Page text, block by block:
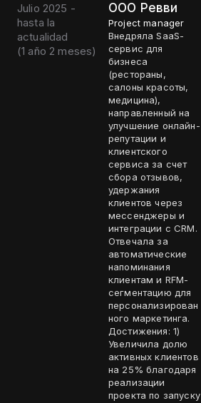
Julio 2025 -
hasta la
actualidad
(1 año 2 meses)
ООО Ревви
Project manager
Внедряла SaaS-
сервис для
бизнеса
(рестораны,
салоны красоты,
медицина),
направленный на
улучшение онлайн-
репутации и
клиентского
сервиса за счет
сбора отзывов,
удержания
клиентов через
мессенджеры и
интеграции с CRM.
Отвечала за
автоматические
напоминания
клиентам и RFM-
сегментацию для
персонализирован
ного маркетинга.
Достижения: 1)
Увеличила долю
активных клиентов
на 25% благодаря
реализации
проекта по запуску